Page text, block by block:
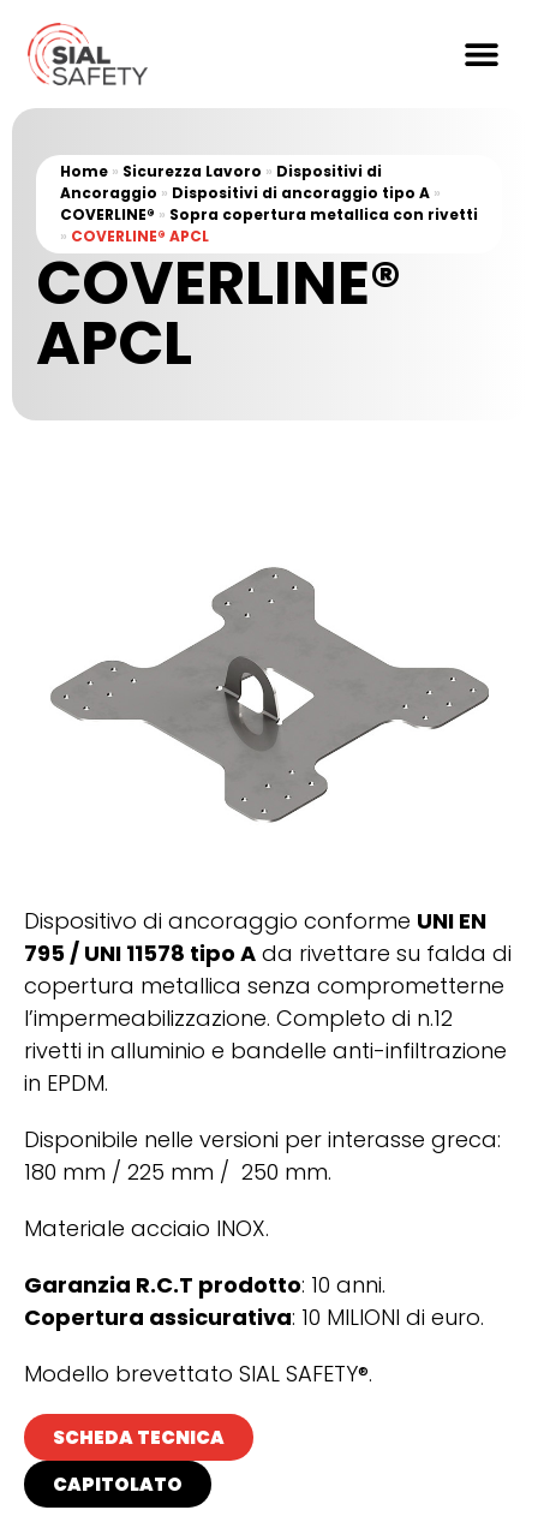
Home » Sicurezza Lavoro » Dispositivi di
Ancoraggio » Dispositivi di ancoraggio tipo A »
COVERLINE® » Sopra copertura metallica con rivetti
» COVERLINE® APCL
COVERLINE®
APCL
Dispositivo di ancoraggio conforme UNI EN
795 / UNI 11578 tipo A da rivettare su falda di
copertura metallica senza comprometterne
l’impermeabilizzazione. Completo di n.12
rivetti in alluminio e bandelle anti-infiltrazione
in EPDM.
Disponibile nelle versioni per interasse greca:
180 mm / 225 mm / 250 mm.
Materiale acciaio INOX.
Garanzia R.C.T prodotto: 10 anni.
Copertura assicurativa: 10 MILIONI di euro.
Modello brevettato SIAL SAFETY®.
SCHEDA TECNICA
CAPITOLATO